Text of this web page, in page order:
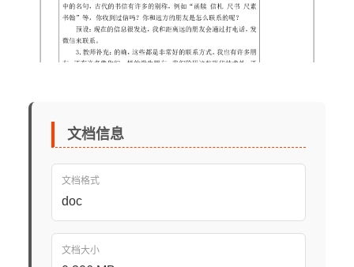
文档信息
文档格式
doc
文档大小